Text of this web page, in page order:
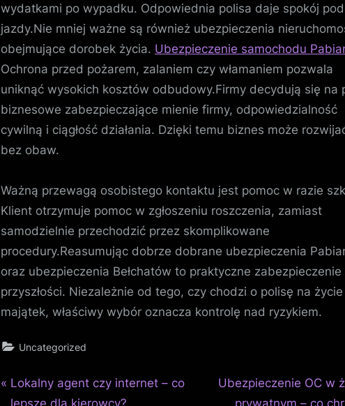
wydatkami po wypadku. Odpowiednia polisa daje spokój
jazdy.Nie mniej ważne są również ubezpieczenia
obejmujące dorobek życia. Ubezpieczenie samochodu
Ochrona przed pożarem, zalaniem czy włamaniem pozwala
uniknąć wysokich kosztów odbudowy.Firmy decydują się na
biznesowe zabezpieczające mienie firmy, odpowiedzialność
cywilną i ciągłość działania. Dzięki temu biznes może
bez obaw.
Ważną przewagą osobistego kontaktu jest pomoc w razie
Klient otrzymuje pomoc w zgłoszeniu roszczenia, zamiast
samodzielnie przechodzić przez skomplikowane
procedury.Reasumując dobrze dobrane ubezpieczenia
oraz ubezpieczenia Bełchatów to praktyczne zabezpieczenie
przyszłości. Niezależnie od tego, czy chodzi o polisę na
majątek, właściwy wybór oznacza kontrolę nad ryzykiem.
Uncategorized
Nawigacja
P
r
Lokalny agent czy internet – co
N
Ubezpieczenie OC w